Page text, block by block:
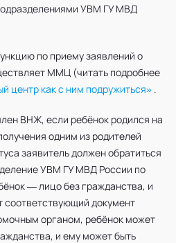
УВМ ГУ МВД
по приему заявлений о
ММЦ (читать подробнее
центр как с ним подружиться» .
ВНЖ, если ребёнок родился на
одним из родителей
заявитель должен обратиться
УВМ ГУ МВД России по
— лицо без гражданства, и
соответствующий документ
органом, ребёнок может
и ему может быть